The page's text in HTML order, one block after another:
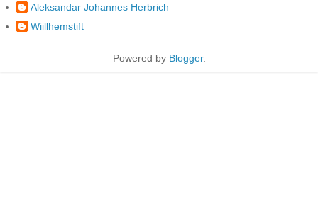
Aleksandar Johannes Herbrich
Wiillhemstift
Powered by Blogger.